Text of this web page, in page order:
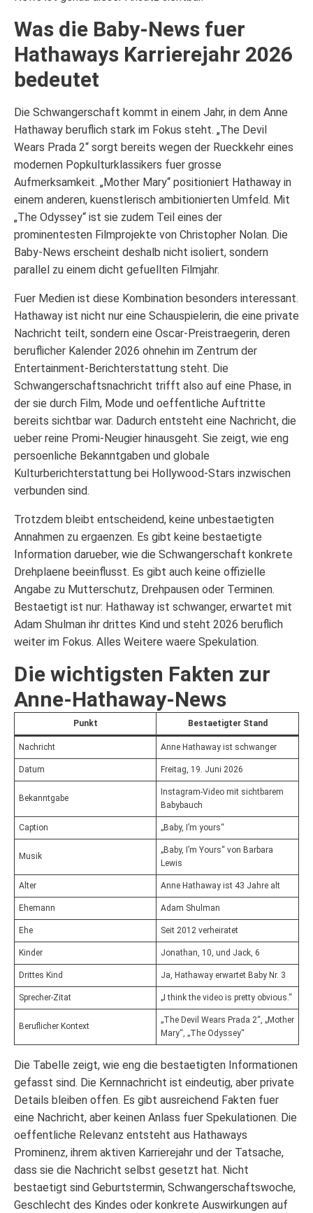
Was die Baby-News fuer
Hathaways Karrierejahr 2026
bedeutet
Die Schwangerschaft kommt in einem Jahr, in dem Anne
Hathaway beruflich stark im Fokus steht. „The Devil
Wears Prada 2“ sorgt bereits wegen der Rueckkehr eines
modernen Popkulturklassikers fuer grosse
Aufmerksamkeit. „Mother Mary“ positioniert Hathaway in
einem anderen, kuenstlerisch ambitionierten Umfeld. Mit
„The Odyssey“ ist sie zudem Teil eines der
prominentesten Filmprojekte von Christopher Nolan. Die
Baby-News erscheint deshalb nicht isoliert, sondern
parallel zu einem dicht gefuellten Filmjahr.
Fuer Medien ist diese Kombination besonders interessant.
Hathaway ist nicht nur eine Schauspielerin, die eine private
Nachricht teilt, sondern eine Oscar-Preistraegerin, deren
beruflicher Kalender 2026 ohnehin im Zentrum der
Entertainment-Berichterstattung steht. Die
Schwangerschaftsnachricht trifft also auf eine Phase, in
der sie durch Film, Mode und oeffentliche Auftritte
bereits sichtbar war. Dadurch entsteht eine Nachricht, die
ueber reine Promi-Neugier hinausgeht. Sie zeigt, wie eng
persoenliche Bekanntgaben und globale
Kulturberichterstattung bei Hollywood-Stars inzwischen
verbunden sind.
Trotzdem bleibt entscheidend, keine unbestaetigten
Annahmen zu ergaenzen. Es gibt keine bestaetigte
Information darueber, wie die Schwangerschaft konkrete
Drehplaene beeinflusst. Es gibt auch keine offizielle
Angabe zu Mutterschutz, Drehpausen oder Terminen.
Bestaetigt ist nur: Hathaway ist schwanger, erwartet mit
Adam Shulman ihr drittes Kind und steht 2026 beruflich
weiter im Fokus. Alles Weitere waere Spekulation.
Die wichtigsten Fakten zur
Anne-Hathaway-News
Punkt Bestaetigter Stand
Nachricht Anne Hathaway ist schwanger
Datum Freitag, 19. Juni 2026
Bekanntgabe
Instagram-Video mit sichtbarem
Babybauch
Caption „Baby, I’m yours“
Musik
„Baby, I’m Yours“ von Barbara
Lewis
Alter Anne Hathaway ist 43 Jahre alt
Ehemann Adam Shulman
Ehe Seit 2012 verheiratet
Kinder Jonathan, 10, und Jack, 6
Drittes Kind Ja, Hathaway erwartet Baby Nr. 3
Sprecher-Zitat „I think the video is pretty obvious.“
Beruflicher Kontext
„The Devil Wears Prada 2“, „Mother
Mary“, „The Odyssey“
Die Tabelle zeigt, wie eng die bestaetigten Informationen
gefasst sind. Die Kernnachricht ist eindeutig, aber private
Details bleiben offen. Es gibt ausreichend Fakten fuer
eine Nachricht, aber keinen Anlass fuer Spekulationen. Die
oeffentliche Relevanz entsteht aus Hathaways
Prominenz, ihrem aktiven Karrierejahr und der Tatsache,
dass sie die Nachricht selbst gesetzt hat. Nicht
bestaetigt sind Geburtstermin, Schwangerschaftswoche,
Geschlecht des Kindes oder konkrete Auswirkungen auf